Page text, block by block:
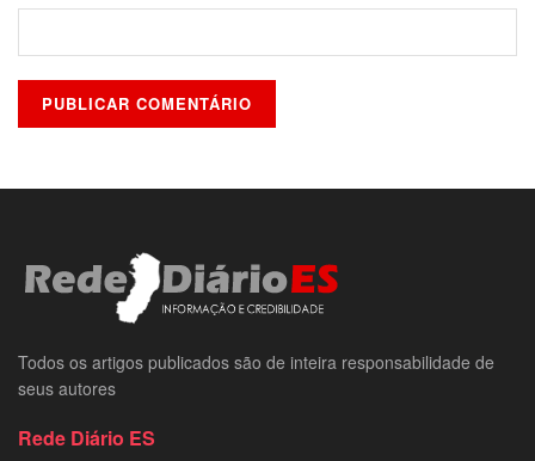
Todos os artigos publicados são de inteira responsabilidade de
seus autores
Rede Diário ES